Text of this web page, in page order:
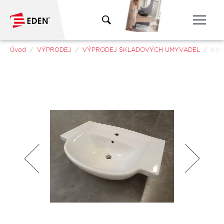
Jsi tady:
Úvod VÝPRODEJ VÝPRODEJ SKLADOVÝCH UMYVADEL